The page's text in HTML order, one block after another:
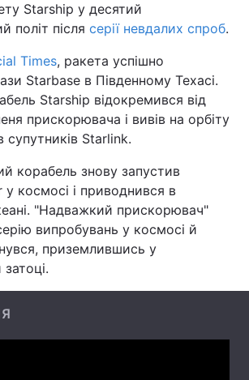
Війна
Світ
Наука
Інциденти
Туризм
Starship у десятий
політ після серії невдалих спроб.
Times, ракета успішно
Starbase в Південному Техасі.
Starship відокремився від
прискорювача і вивів на орбіту
супутників Starlink.
корабель знову запустив
космосі і приводнився в
"Надважкий прискорювач"
випробувань у космосі й
приземлившись у